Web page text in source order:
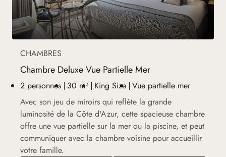
CHAMBRES
Chambre Deluxe Vue Partielle Mer
2 personnes 30 m² King Size Vue partielle mer
Avec son jeu de miroirs qui reflète la grande
luminosité de la Côte d'Azur, cette spacieuse chambre
offre une vue partielle sur la mer ou la piscine, et peut
communiquer avec la chambre voisine pour accueillir
votre famille.